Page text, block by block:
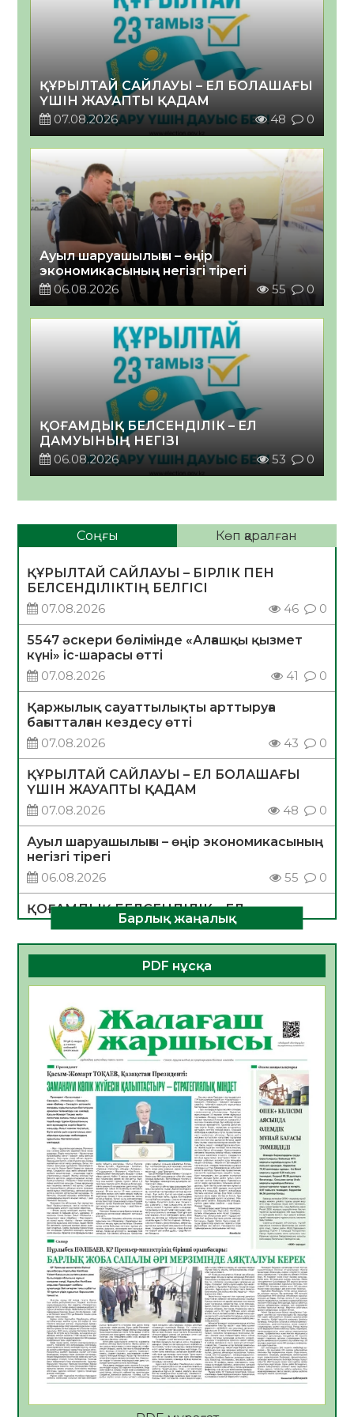
ҚҰРЫЛТАЙ САЙЛАУЫ – ЕЛ БОЛАШАҒЫ
ҮШІН ЖАУАПТЫ ҚАДАМ
07.08.2026
48 0
Ауыл шаруашылығы – өңір
экономикасының негізгі тірегі
06.08.2026
55 0
ҚОҒАМДЫҚ БЕЛСЕНДІЛІК – ЕЛ
ДАМУЫНЫҢ НЕГІЗІ
06.08.2026
53 0
Соңғы Көп қаралған
ҚҰРЫЛТАЙ САЙЛАУЫ – БІРЛІК ПЕН
БЕЛСЕНДІЛІКТІҢ БЕЛГІСІ
07.08.2026
46 0
5547 әскери бөлімінде «Алғашқы қызмет
күні» іс-шарасы өтті
07.08.2026
41 0
Қаржылық сауаттылықты арттыруға
бағытталған кездесу өтті
07.08.2026
43 0
ҚҰРЫЛТАЙ САЙЛАУЫ – ЕЛ БОЛАШАҒЫ
ҮШІН ЖАУАПТЫ ҚАДАМ
07.08.2026
48 0
Ауыл шаруашылығы – өңір экономикасының
негізгі тірегі
06.08.2026
55 0
ҚОҒАМДЫҚ БЕЛСЕНДІЛІК – ЕЛ
ДАМУЫНЫҢ НЕГІЗІ
06.08.2026
53 0
ҚҰРЫЛТАЙ САЙЛАУЫ – БОЛАШАҚҚА
06.08.2026
Инфекциялық ауруларға қарсы иммундау
жұмыстарының тиімділігі
06.08.2026
57
Көкжөтел ауруы туралы
06.08.2026
55
АПВ вакцинасы туралы мәлімет
06.08.2026
56
Open Air: Қызылорда облысы полиция
департаменті 20 мыңнан астам
көрерменнің қауіпсіздігін қамтамасыз етті
06.08.2026
66
ҚЫЗЫЛОРДАДА «САНАЛЫ ҰРПАҚ –
ЖАРҚЫН БОЛАШАҚ» АТТЫ КЕҢЕЙТІЛГЕН
МӘЖІЛІС ӨТТІ
05.08.2026
67
Қазақстан Орталық Азиядағы көшуге ең
Барлық жаңалық
PDF нұсқа